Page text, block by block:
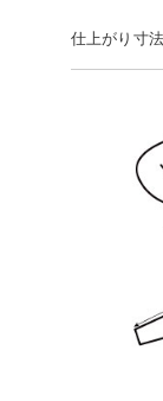
仕上がり寸